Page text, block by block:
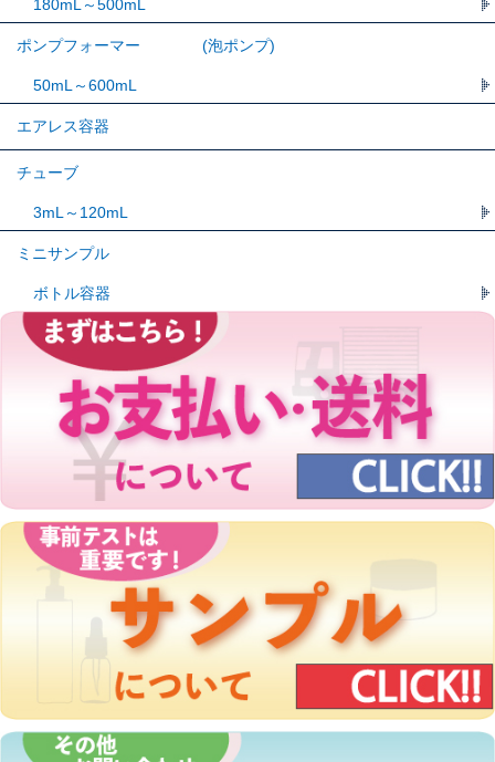
180mL～500mL
ポンプフォーマー (泡ポンプ)
50mL～600mL
エアレス容器
チューブ
3mL～120mL
ミニサンプル
ボトル容器